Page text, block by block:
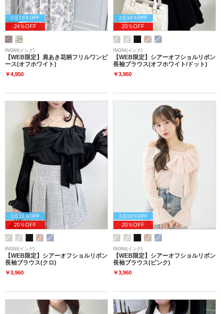
2点10％OFF
24％OFF
INGNI(イング)
【WEB限定】肩あき花柄フリルワンピ
ース(オフホワイト)
￥4,950
2点10％OFF
20％OFF
INGNI(イング)
【WEB限定】シアーオフショルリボン
長袖ブラウス(オフホワイト/ドット)
￥3,960
2点10％OFF
20％OFF
INGNI(イング)
【WEB限定】シアーオフショルリボン
長袖ブラウス(クロ)
￥3,960
2点10％OFF
20％OFF
INGNI(イング)
【WEB限定】シアーオフショルリボン
長袖ブラウス(ピンク)
￥3,960